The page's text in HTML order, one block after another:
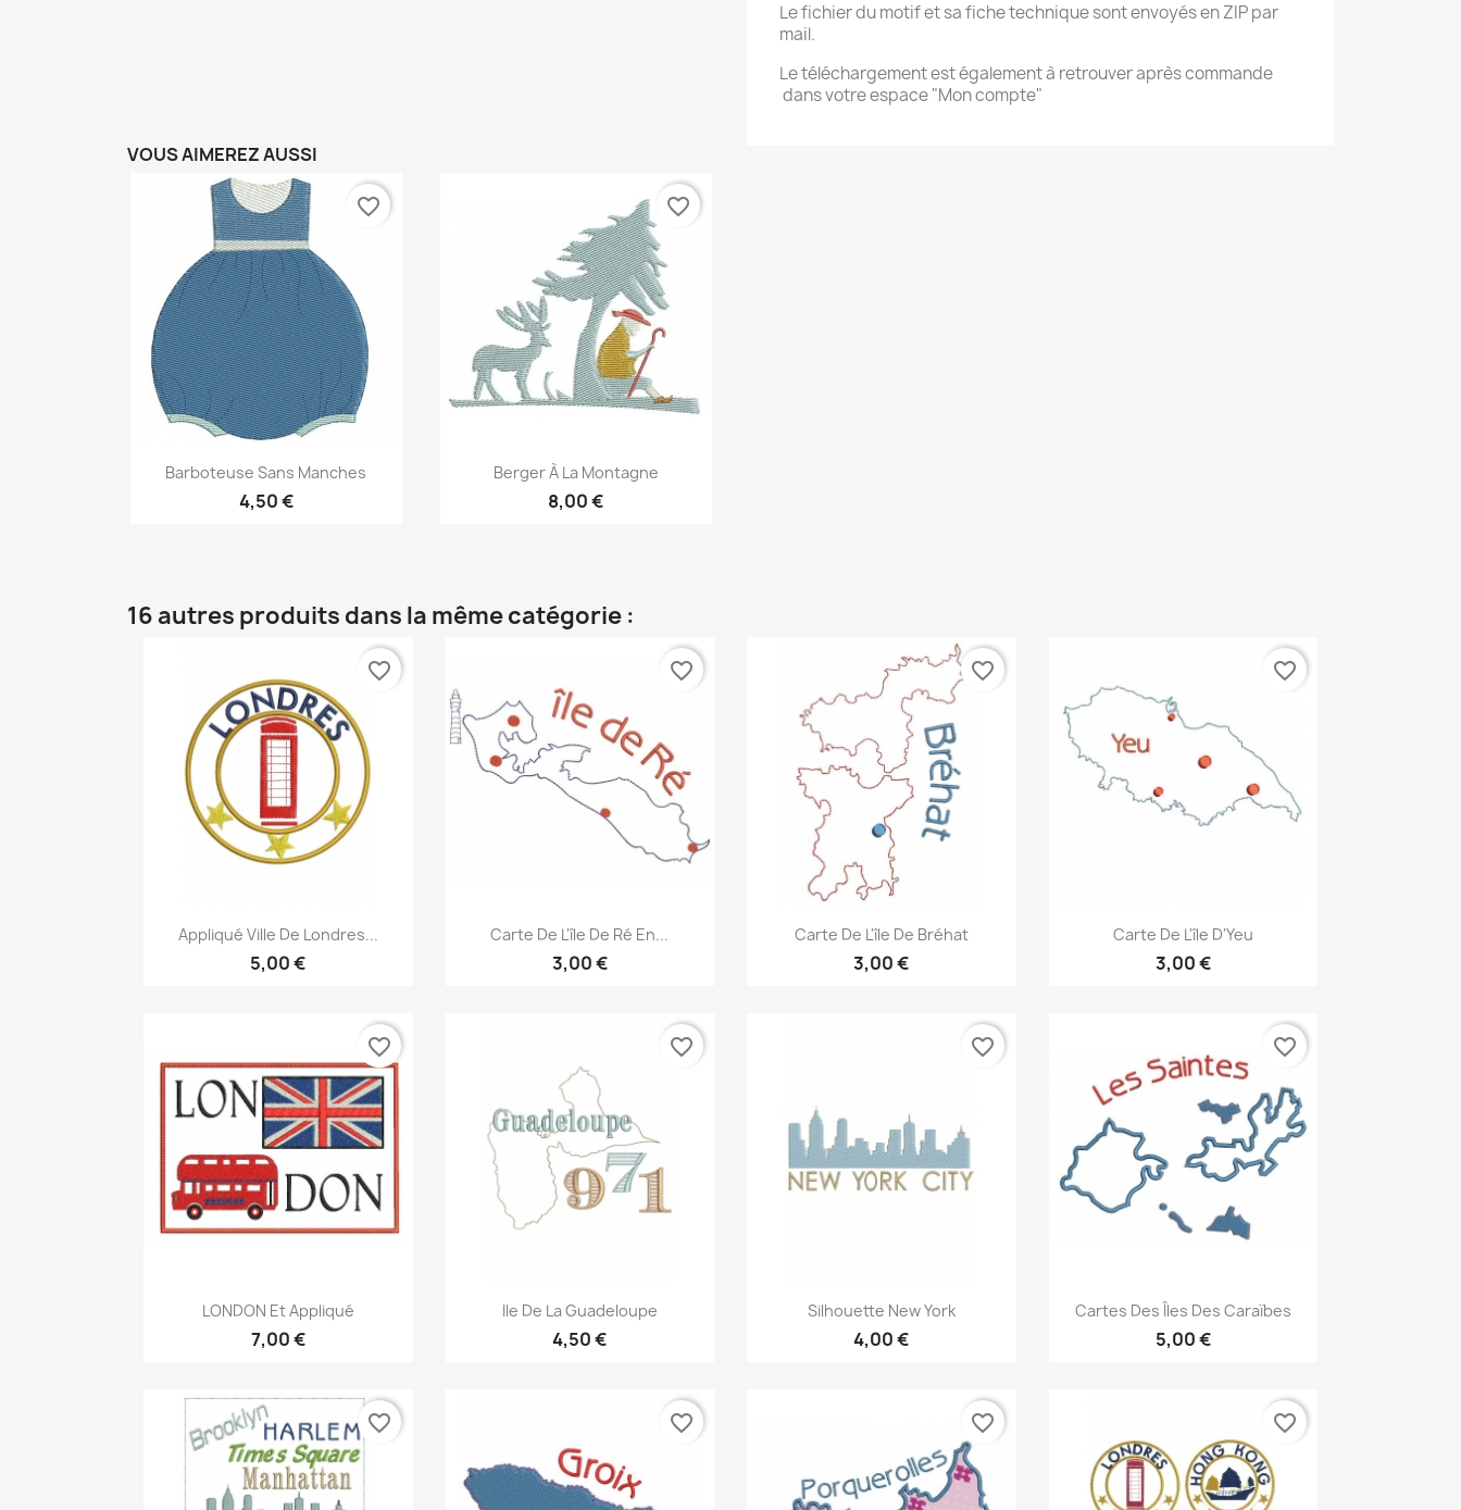
Le fichier du motif et sa fiche technique sont envoyés en ZIP par
mail.
Le téléchargement est également à retrouver après commande
dans votre espace "Mon compte"
VOUS AIMEREZ AUSSI
Aperçu rapide
Barboteuse Sans Manches
4,50 €
favorite_border
Aperçu rapide
Berger À La Montagne
8,00 €
favorite_border
16 autres produits dans la même catégorie :
Aperçu rapide
Appliqué Ville De Londres...
5,00 €
favorite_border
Aperçu rapide
Carte De L'île De Ré En...
3,00 €
favorite_border
Aperçu rapide
Carte De L'île De Bréhat
3,00 €
favorite_border
Aperçu rapide
Carte De L'île D'Yeu
3,00 €
favorite_border
Aperçu rapide
LONDON Et Appliqué
7,00 €
favorite_border
Aperçu rapide
Ile De La Guadeloupe
4,50 €
favorite_border
Aperçu rapide
Silhouette New York
4,00 €
favorite_border
Aperçu rapide
Cartes Des Îles Des Caraïbes
5,00 €
favorite_border
favorite_border favorite_border favorite_border favorite_border